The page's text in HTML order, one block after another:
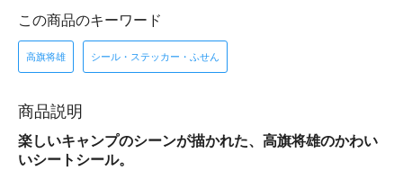
この商品のキーワード
高旗将雄 シール・ステッカー・ふせん
商品説明
楽しいキャンプのシーンが描かれた、高旗将雄のかわい
いシートシール。